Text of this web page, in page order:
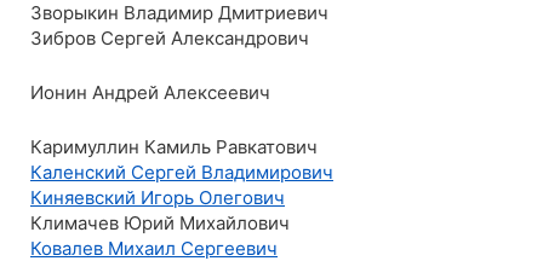
Зворыкин Владимир Дмитриевич
Зибров Сергей Александрович
Ионин Андрей Алексеевич
Каримуллин Камиль Равкатович
Каленский Сергей Владимирович
Киняевский Игорь Олегович
Климачев Юрий Михайлович
Ковалев Михаил Сергеевич